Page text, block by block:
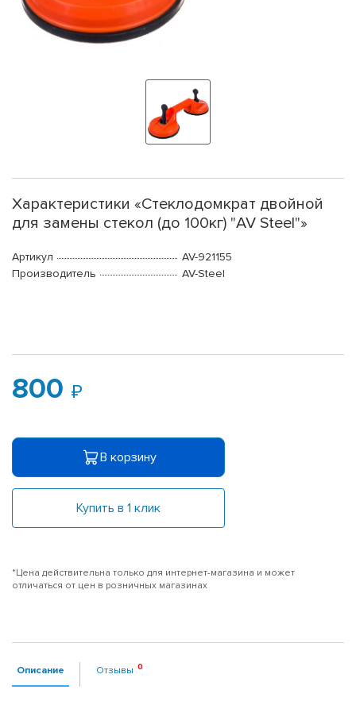
Характеристики «Стеклодомкрат двойной
для замены стекол (до 100кг) "AV Steel"»
Артикул
AV-921155
Производитель
AV-Steel
800
В корзину
Купить в 1 клик
*Цена действительна только для интернет-магазина и может
отличаться от цен в розничных магазинах
Описание Отзывы